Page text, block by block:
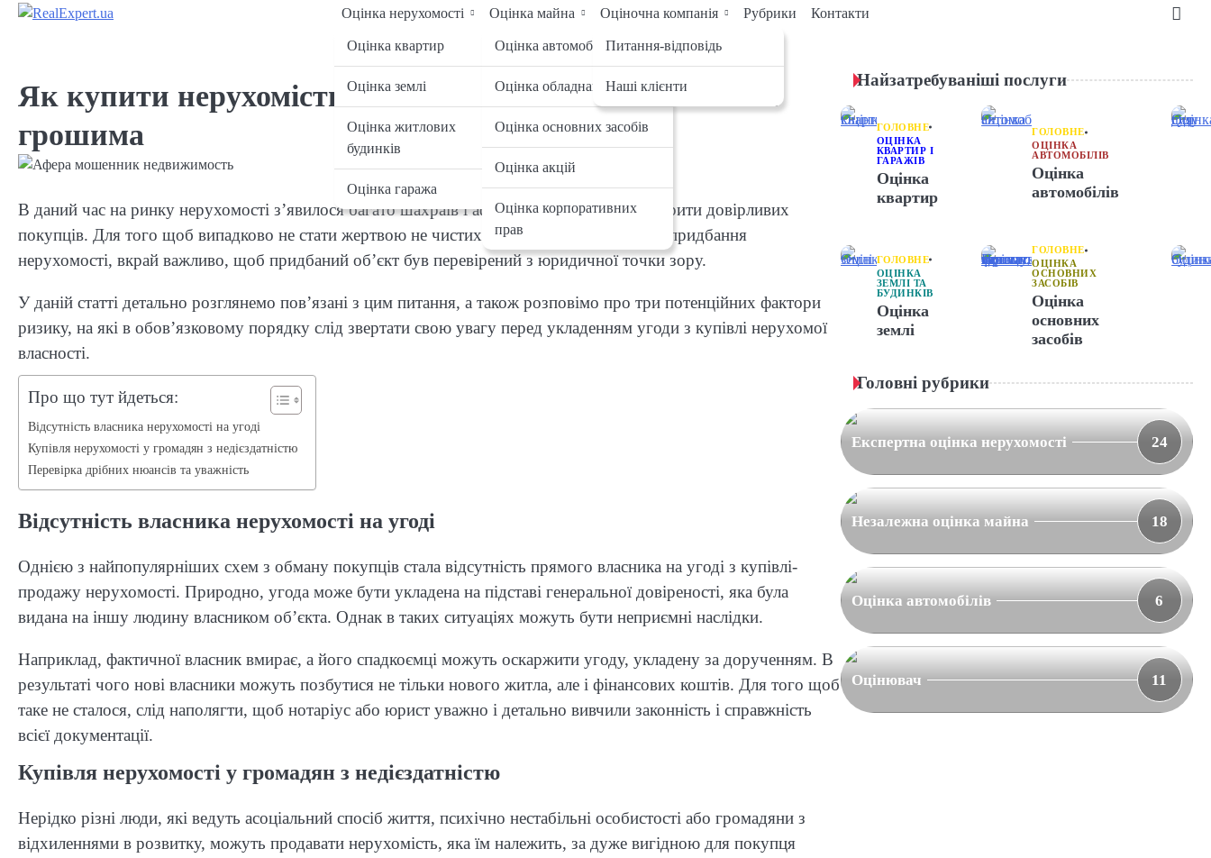
Skip
Оцінка нерухомості
Оцінка квартир
Оцінка землі
Оцінка житлових
будинків
Оцінка гаража
Оцінка майна
Оцінка автомобілів
Оцінка обладнання
Оцінка основних засобів
Оцінка акцій
Оцінка корпоративних
прав
Оціночна компанія
Питання-відповідь
Наші клієнти
Рубрики Контакти
Як купити нерухомість і не втратити її разом зі своїми
грошима
В даний час на ринку нерухомості з’явилося багато шахраїв і аферистів, які хочуть обдурити довірливих
покупців. Для того щоб випадково не стати жертвою не чистих на руку людей в процесі придбання
нерухомості, вкрай важливо, щоб придбаний об’єкт був перевірений з юридичної точки зору.
У даній статті детально розглянемо пов’язані з цим питання, а також розповімо про три потенційних фактори
ризику, на які в обов’язковому порядку слід звертати свою увагу перед укладенням угоди з купівлі нерухомої
власності.
Про що тут йдеться:
Відсутність власника нерухомості на угоді
Купівля нерухомості у громадян з недієздатністю
Перевірка дрібних нюансів та уважність
Відсутність власника нерухомості на угоді
Однією з найпопулярніших схем з обману покупців стала відсутність прямого власника на угоді з купівлі-
продажу нерухомості. Природно, угода може бути укладена на підставі генеральної довіреності, яка була
видана на іншу людину власником об’єкта. Однак в таких ситуаціях можуть бути неприємні наслідки.
Наприклад, фактичної власник вмирає, а його спадкоємці можуть оскаржити угоду, укладену за дорученням. В
результаті чого нові власники можуть позбутися не тільки нового житла, але і фінансових коштів. Для того щоб
таке не сталося, слід наполягти, щоб нотаріус або юрист уважно і детально вивчили законність і справжність
всієї документації.
Купівля нерухомості у громадян з недієздатністю
Нерідко різні люди, які ведуть асоціальний спосіб життя, психічно нестабільні особистості або громадяни з
відхиленнями в розвитку, можуть продавати нерухомість, яка їм належить, за дуже вигідною для покупця
Найзатребуваніші послуги
ГОЛОВНЕ
ОЦІНКА
КВАРТИР І
ГАРАЖІВ
Оцінка
квартир
ГОЛОВНЕ
ОЦІНКА
АВТОМОБІЛІВ
Оцінка
автомобілів
ГОЛОВНЕ
ОЦІНКА
ЗЕМЛІ ТА
БУДИНКІВ
Оцінка
землі
ГОЛОВНЕ
ОЦІНКА
ОСНОВНИХ
ЗАСОБІВ
Оцінка
основних
засобів
Головні рубрики
Експертна оцінка нерухомості 24
Незалежна оцінка майна 18
Оцінка автомобілів 6
Оцінювач 11